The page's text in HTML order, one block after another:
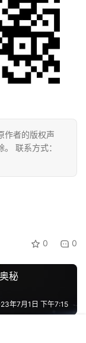
作者的版权声
联系方式：
0 0
秘
年7月1日 下午7:15
以前所为都是